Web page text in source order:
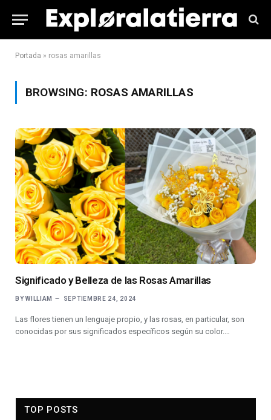
Portada » rosas amarillas
BROWSING: ROSAS AMARILLAS
Significado y Belleza de las Rosas Amarillas
BY WILLIAM SEPTIEMBRE 24, 2024
Las flores tienen un lenguaje propio, y las rosas, en particular, son
conocidas por sus significados específicos según su color.…
TOP POSTS